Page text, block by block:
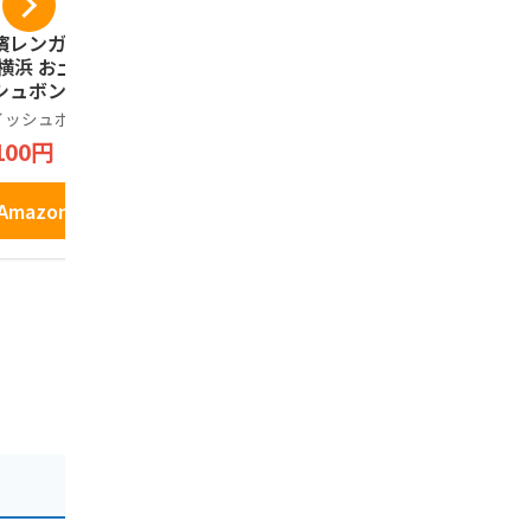
レンガ通り12個
浜 お土産 ウイ
ュボン お取り寄
フト 贈答用 お
焼菓子 お年賀
元 お歳暮 帰省
プレゼント お
シュボン
円
で見る